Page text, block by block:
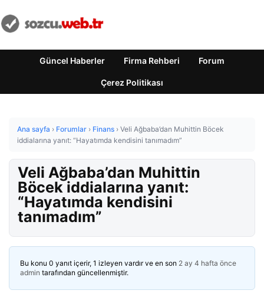
Güncel Haberler Firma Rehberi Forum
Çerez Politikası
Ana sayfa › Forumlar › Finans › Veli Ağbaba’dan Muhittin Böcek
iddialarına yanıt: “Hayatımda kendisini tanımadım”
Veli Ağbaba’dan Muhittin
Böcek iddialarına yanıt:
“Hayatımda kendisini
tanımadım”
Bu konu 0 yanıt içerir, 1 izleyen vardır ve en son 2 ay 4 hafta önce
admin tarafından güncellenmiştir.